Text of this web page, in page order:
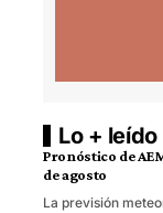
Lo + leído
Pronóstico de
de agosto
La previsión